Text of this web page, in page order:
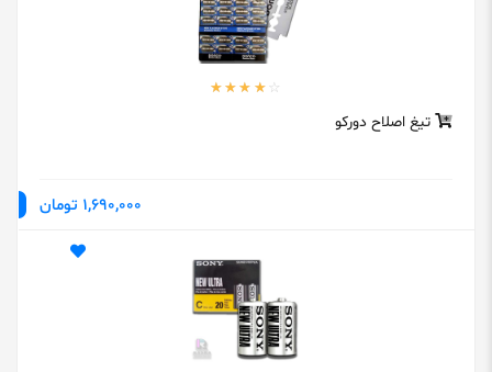
تیغ اصلاح دورکو
1,690,000 تومان